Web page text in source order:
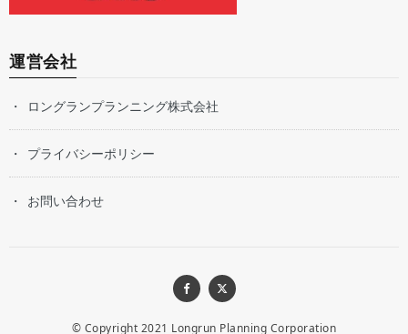
運営会社
ロングランプランニング株式会社
プライバシーポリシー
お問い合わせ
© Copyright 2021 Longrun Planning Corporation